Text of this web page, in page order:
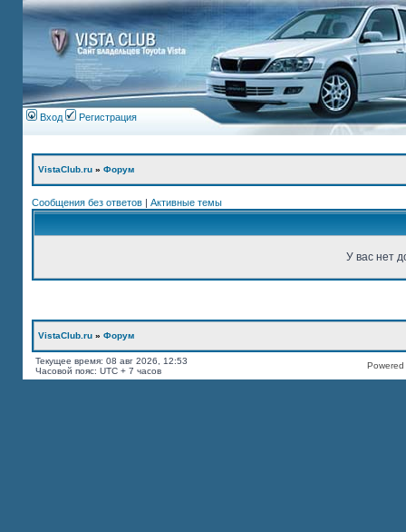
Вход Регистрация
VistaClub.ru » Форум
Сообщения без ответов | Активные темы
У вас нет
VistaClub.ru » Форум
Текущее время: 08 авг 2026, 12:53
Часовой пояс: UTC + 7 часов